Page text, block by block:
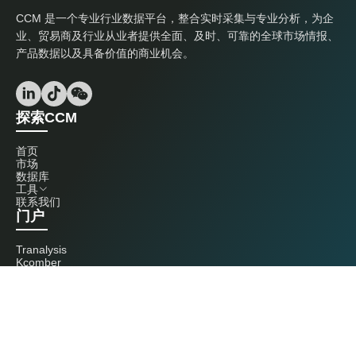
CCM 是一个专业行业数据平台，整合实时采集与专业分析，为企
业、贸易商及行业从业者提供全面、及时、可靠的全球市场情报、
产品数据以及具备价值的商业机会。
探索CCM
首页
市场
数据库
工具
联系我们
门户
Tranalysis
Kcomber